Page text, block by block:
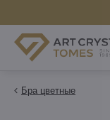
Бра цветные